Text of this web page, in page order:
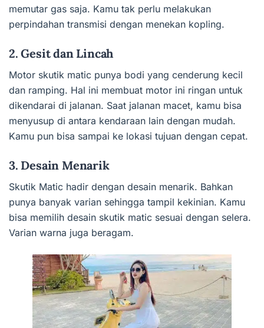
memutar gas saja. Kamu tak perlu melakukan
perpindahan transmisi dengan menekan kopling.
2. Gesit dan Lincah
Motor skutik matic punya bodi yang cenderung kecil
dan ramping. Hal ini membuat motor ini ringan untuk
dikendarai di jalanan. Saat jalanan macet, kamu bisa
menyusup di antara kendaraan lain dengan mudah.
Kamu pun bisa sampai ke lokasi tujuan dengan cepat.
3. Desain Menarik
Skutik Matic hadir dengan desain menarik. Bahkan
punya banyak varian sehingga tampil kekinian. Kamu
bisa memilih desain skutik matic sesuai dengan selera.
Varian warna juga beragam.